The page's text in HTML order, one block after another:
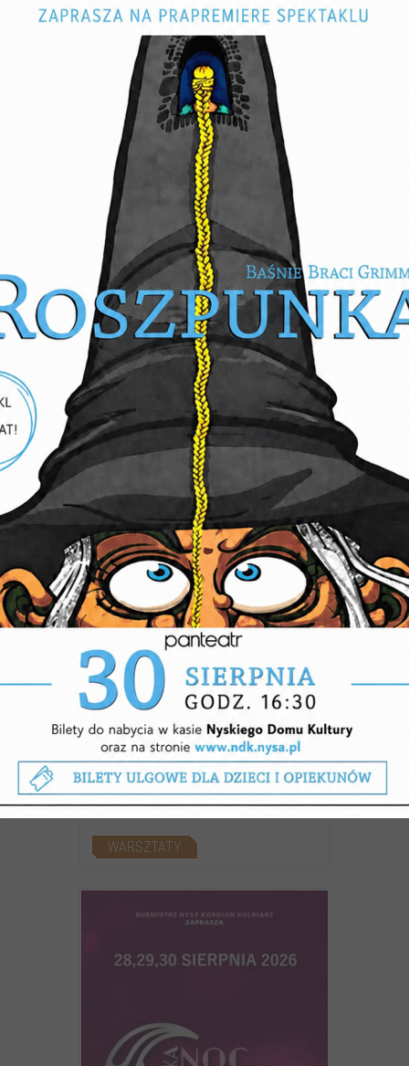
NOX MYSTERIORUM –
NOCNE ZWIEDZANIE NYSY
Odkryj sekrety miasta po zmroku!
SPACER
24-08-2026—26-08-2026
WAKACJE Z FOLKLOREM
PRZYGODA Z POLSKIM
TAŃCEM LUDOWYM
CZWARTEK, 27-08-2026
NABÓR DO
AMATORSKIEGO RUCHU
ARTYSTYCZNEGO
WARSZTATY